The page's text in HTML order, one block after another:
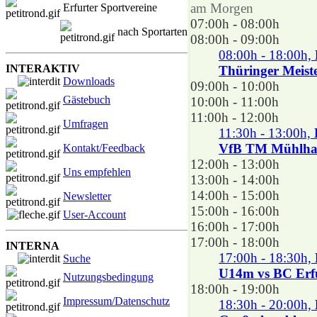
Erfurter Sportvereine
nach Sportarten
INTERAKTIV
Downloads
Gästebuch
Umfragen
Kontakt/Feedback
Uns empfehlen
Newsletter
User-Account
INTERNA
Suche
Nutzungsbedingung
Impressum/Datenschutz
am Morgen
07:00h - 08:00h
08:00h - 09:00h
08:00h - 18:00h,
Thüringer
09:00h - 10:00h
10:00h - 11:00h
11:00h - 12:00h
11:30h - 13:00h,
VfB TM
12:00h - 13:00h
13:00h - 14:00h
14:00h - 15:00h
15:00h - 16:00h
16:00h - 17:00h
17:00h - 18:00h
17:00h - 18:30h,
U14m vs BC
18:00h - 19:00h
18:30h - 20:00h,